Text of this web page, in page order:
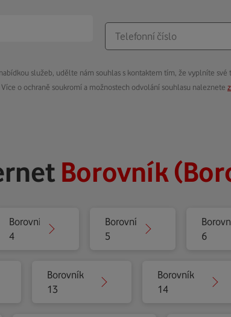
služeb, udělte nám souhlas s kontaktem tím, že vyplníte
o ochraně soukromí a možnostech odvolání souhlasu naleznete
Borovník
Borovník
4
Borovník
5
6
Borovník
13
Borovník
14